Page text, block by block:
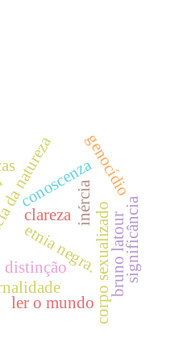
conoscenza
etnia negra.corpo sexualizado
genocídio
bruno latour
distinção
ler o mundo
clareza inércia significância